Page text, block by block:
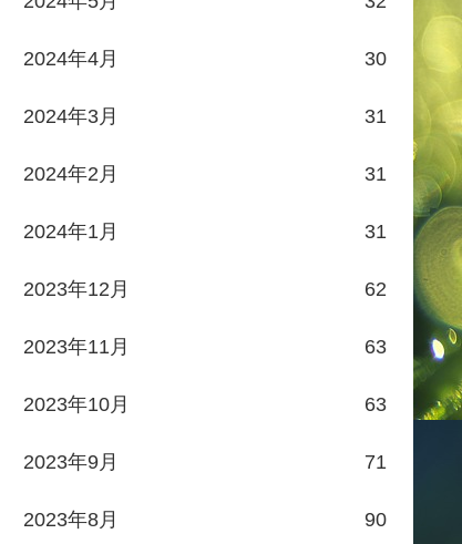
2024年4月 30
2024年3月 31
2024年2月 31
2024年1月 31
2023年12月 62
2023年11月 63
2023年10月 63
2023年9月 71
2023年8月 90